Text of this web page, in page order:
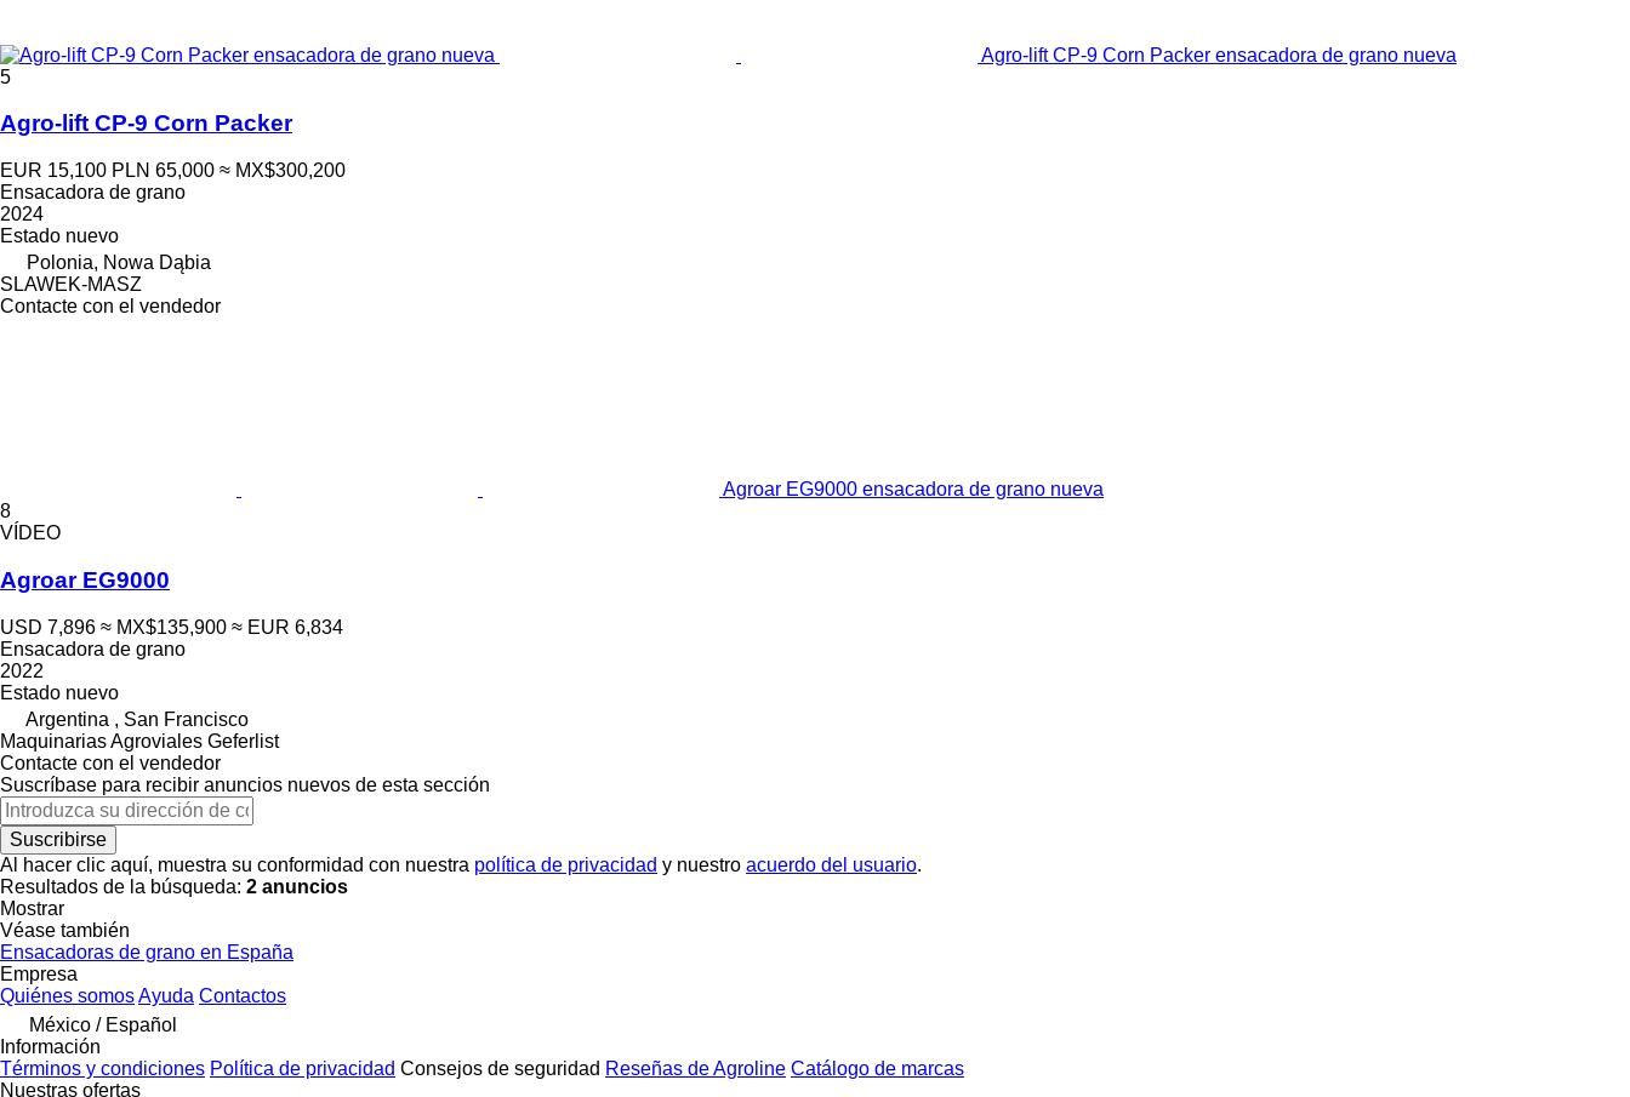
Agro-lift CP-9 Corn Packer ensacadora de grano nueva
5
Agro-lift CP-9 Corn Packer
EUR 15,100 PLN 65,000 ≈ MX$300,200
Ensacadora de grano
2024
Estado nuevo
Polonia, Nowa Dąbia
SLAWEK-MASZ
Contacte con el vendedor
Agroar EG9000 ensacadora de grano nueva
8
VÍDEO
Agroar EG9000
USD 7,896 ≈ MX$135,900 ≈ EUR 6,834
Ensacadora de grano
2022
Estado nuevo
Argentina , San Francisco
Maquinarias Agroviales Geferlist
Contacte con el vendedor
Suscríbase para recibir anuncios nuevos de esta sección
Suscribirse
Al hacer clic aquí, muestra su conformidad con nuestra política de privacidad y nuestro acuerdo del usuario.
Resultados de la búsqueda: 2 anuncios
Mostrar
Véase también
Ensacadoras de grano en España
Empresa
Quiénes somosAyuda Contactos
México / Español
Información
Términos y condiciones Política de privacidad Consejos de seguridad Reseñas de Agroline Catálogo de marcas
Nuestras ofertas